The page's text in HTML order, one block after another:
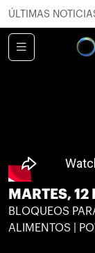
ÚLTIMAS
MARTES,
BLOQUEOS
ALIMENTOS |